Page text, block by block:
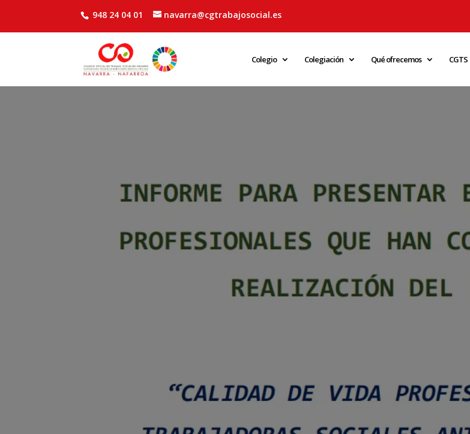
948 24 04 01 navarra@cgtrabajosocial.es
Colegio Colegiación Qué ofrecemos CGTS